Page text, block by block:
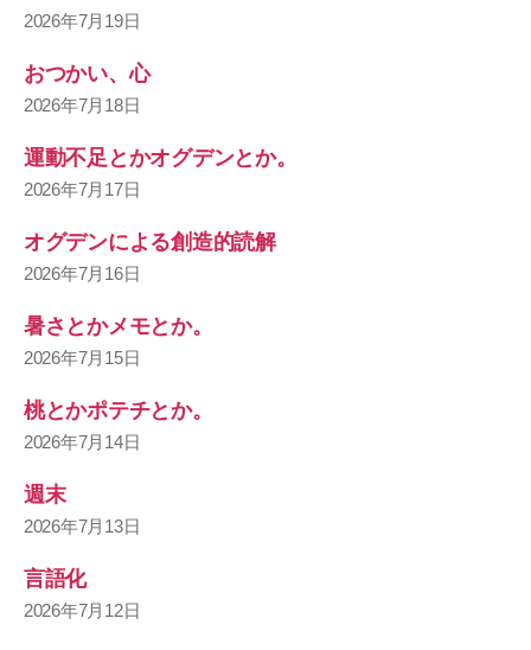
2026年7月19日
おつかい、心
2026年7月18日
運動不足とかオグデンとか。
2026年7月17日
オグデンによる創造的読解
2026年7月16日
暑さとかメモとか。
2026年7月15日
桃とかポテチとか。
2026年7月14日
週末
2026年7月13日
言語化
2026年7月12日